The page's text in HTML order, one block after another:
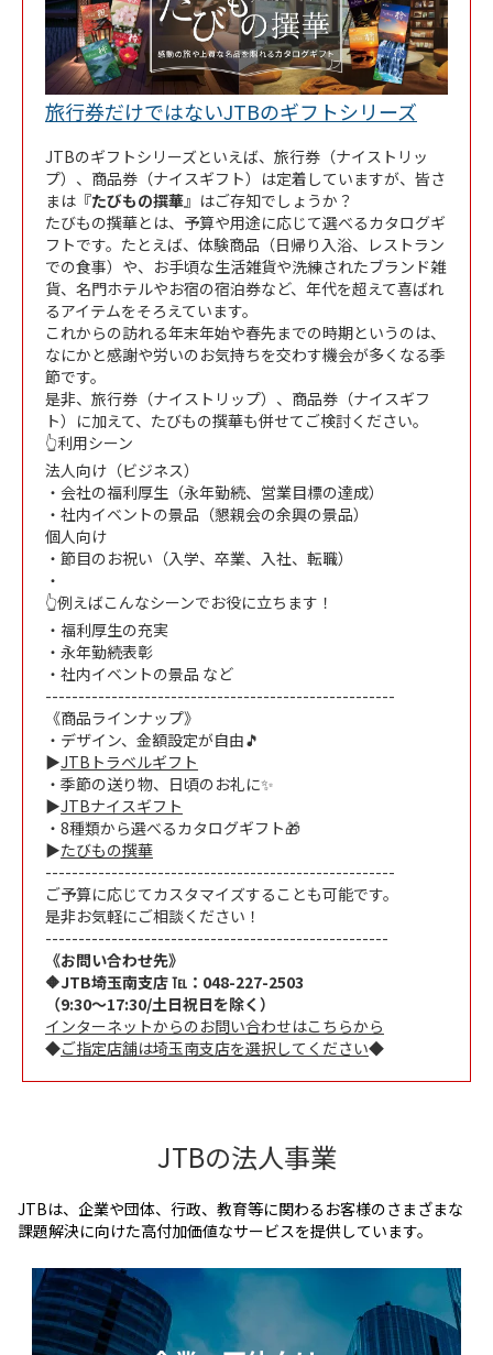
旅行券だけではないJTBのギフトシリーズ
JTBのギフトシリーズといえば、旅行券（ナイストリッ
プ）、商品券（ナイスギフト）は定着していますが、皆さ
まは『たびもの撰華』はご存知でしょうか？
たびもの撰華とは、予算や用途に応じて選べるカタログギ
フトです。たとえば、体験商品（日帰り入浴、レストラン
での食事）や、お手頃な生活雑貨や洗練されたブランド雑
貨、名門ホテルやお宿の宿泊券など、年代を超えて喜ばれ
るアイテムをそろえています。
これからの訪れる年末年始や春先までの時期というのは、
なにかと感謝や労いのお気持ちを交わす機会が多くなる季
節です。
是非、旅行券（ナイストリップ）、商品券（ナイスギフ
ト）に加えて、たびもの撰華も併せてご検討ください。
👆利用シーン
法人向け（ビジネス）
・会社の福利厚生（永年勤続、営業目標の達成）
・社内イベントの景品（懇親会の余興の景品）
個人向け
・節目のお祝い（入学、卒業、入社、転職）
・
👆例えばこんなシーンでお役に立ちます！
・福利厚生の充実
・永年勤続表彰
・社内イベントの景品 など
-----------------------------------------------------
《商品ラインナップ》
・デザイン、金額設定が自由🎵
▶JTBトラベルギフト
・季節の送り物、日頃のお礼に✨
▶JTBナイスギフト
・8種類から選べるカタログギフト🎁
▶たびもの撰華
-----------------------------------------------------
ご予算に応じてカスタマイズすることも可能です。
是非お気軽にご相談ください！
----------------------------------------------------
《お問い合わせ先》
🔶JTB埼玉南支店 ℡：048-227-2503
（9:30～17:30/土日祝日を除く）
インターネットからのお問い合わせはこちらから
◆ご指定店舗は埼玉南支店を選択してください◆
JTBの法人事業
JTBは、企業や団体、行政、教育等に関わるお客様のさまざまな
課題解決に向けた高付加価値なサービスを提供しています。